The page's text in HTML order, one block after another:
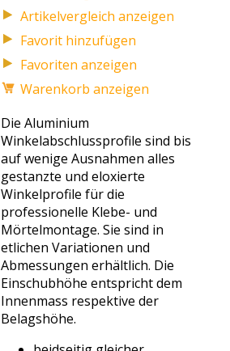
Artikelvergleich anzeigen
Favoriten anzeigen
Warenkorb anzeigen
Die Aluminium
Winkelabschlussprofile sind bis
auf wenige Ausnahmen alles
gestanzte und eloxierte
Winkelprofile für die
professionelle Klebe- und
Mörtelmontage. Sie sind in
etlichen Variationen und
Abmessungen erhältlich. Die
Einschubhöhe entspricht dem
Innenmass respektive der
Belagshöhe.